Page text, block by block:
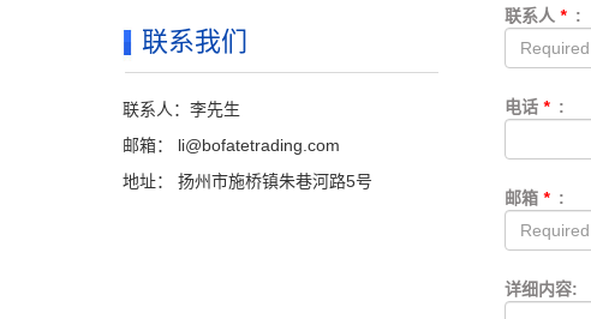
联系人 * :
电话 * :
邮箱 * :
详细内容:
联系我们
联系人：李先生
邮箱：
li@bofatetrading.com
地址： 扬州市施桥镇朱巷河路5号